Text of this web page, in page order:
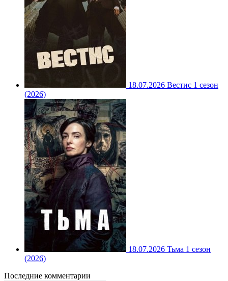
18.07.2026 Вестис 1 сезон
(2026)
18.07.2026 Тьма 1 сезон
(2026)
Последние комментарии